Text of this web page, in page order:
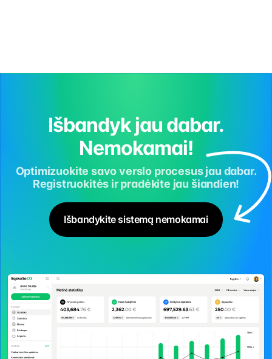
Išbandyk jau dabar.
Nemokamai!
Optimizuokite savo verslo procesus jau dabar.
Registruokitės ir pradėkite jau šiandien!
Išbandykite sistemą nemokamai